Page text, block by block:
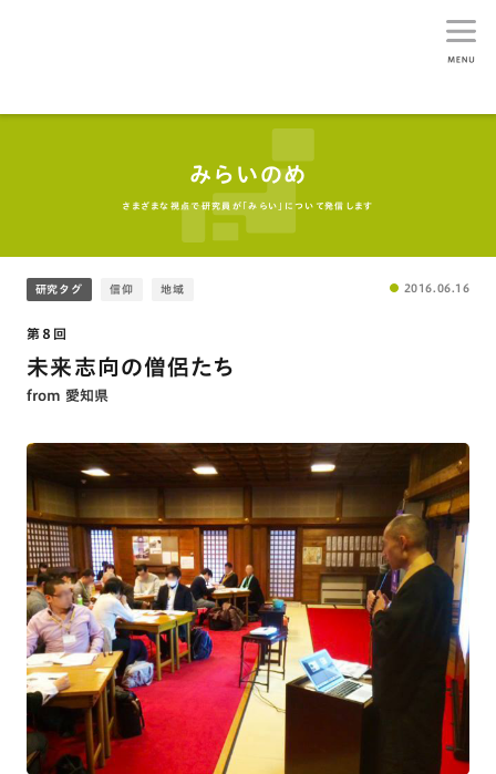
みらいのめ
さまざまな視点で研究員が「みらい」について発信します
研究タグ 信仰 地域 2016.06.16
第８回
未来志向の僧侶たち
from 愛知県